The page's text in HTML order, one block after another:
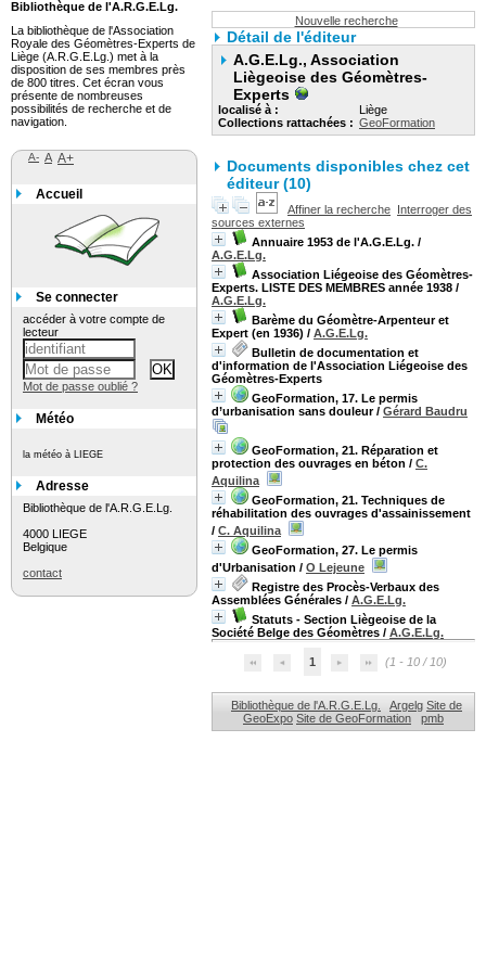
Nouvelle recherche
Détail de l'éditeur
A.G.E.Lg., Association
Liègeoise des Géomètres-
Experts
localisé à :
Liège
Collections rattachées : GeoFormation
Documents disponibles chez cet
éditeur (10)
Affiner la recherche Interroger des
sources externes
Annuaire 1953 de l'A.G.E.Lg. /
A.G.E.Lg.
Association Liégeoise des Géomètres-
Experts. LISTE DES MEMBRES année 1938 /
A.G.E.Lg.
Barème du Géomètre-Arpenteur et
Expert (en 1936) / A.G.E.Lg.
Bulletin de documentation et
d'information de l'Association Liégeoise des
Géomètres-Experts
GeoFormation, 17. Le permis
d’urbanisation sans douleur/ Gérard Baudru
GeoFormation, 21. Réparation et
protection des ouvrages en béton / C.
Aquilina
GeoFormation, 21. Techniques de
réhabilitation des ouvrages d'assainissement
/ C. Aquilina
GeoFormation, 27. Le permis
d'Urbanisation / O Lejeune
Registre des Procès-Verbaux des
Assemblées Générales / A.G.E.Lg.
Statuts - Section Liègeoise de la
Société Belge des Géomètres / A.G.E.Lg.
1 (1 - 10 / 10)
Bibliothèque de l'A.R.G.E.Lg. Argelg Site de
GeoExpo Site de GeoFormation pmb
Bibliothèque de l'A.R.G.E.Lg.
La bibliothèque de l'Association
Royale des Géomètres-Experts de
Liège (A.R.G.E.Lg.) met à la
disposition de ses membres près
de 800 titres. Cet écran vous
présente de nombreuses
possibilités de recherche et de
navigation.
A- A A+
Accueil
Se connecter
accéder à votre compte de
lecteur
Mot de passe oublié ?
Météo
la météo à LIEGE
Adresse
Bibliothèque de l'A.R.G.E.Lg.
4000 LIEGE
Belgique
contact